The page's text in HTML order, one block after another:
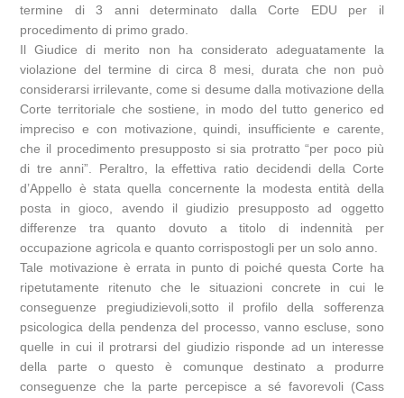
termine di 3 anni determinato dalla Corte EDU per il
procedimento di primo grado.
Il Giudice di merito non ha considerato adeguatamente la
violazione del termine di circa 8 mesi, durata che non può
considerarsi irrilevante, come si desume dalla motivazione della
Corte territoriale che sostiene, in modo del tutto generico ed
impreciso e con motivazione, quindi, insufficiente e carente,
che il procedimento presupposto si sia protratto “per poco più
di tre anni”. Peraltro, la effettiva ratio decidendi della Corte
d’Appello è stata quella concernente la modesta entità della
posta in gioco, avendo il giudizio presupposto ad oggetto
differenze tra quanto dovuto a titolo di indennità per
occupazione agricola e quanto corrispostogli per un solo anno.
Tale motivazione è errata in punto di poiché questa Corte ha
ripetutamente ritenuto che le situazioni concrete in cui le
conseguenze pregiudizievoli,sotto il profilo della sofferenza
psicologica della pendenza del processo, vanno escluse, sono
quelle in cui il protrarsi del giudizio risponde ad un interesse
della parte o questo è comunque destinato a produrre
conseguenze che la parte percepisce a sé favorevoli (Cass